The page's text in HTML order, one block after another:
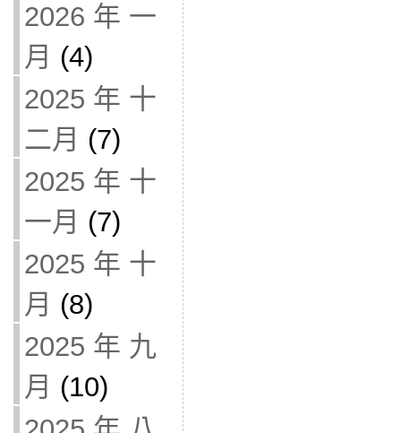
2026 年 一
月 (4)
2025 年 十
二月 (7)
2025 年 十
一月 (7)
2025 年 十
月 (8)
2025 年 九
月 (10)